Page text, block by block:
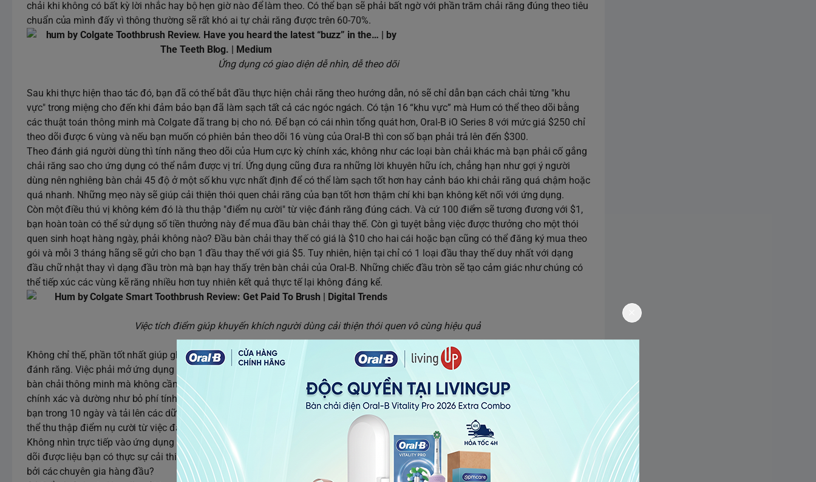
chải khi không có bất kỳ lời nhắc hay bộ hẹn giờ nào để làm theo. Có thể bạn sẽ phải bất ngờ với phần trăm chải răng đúng theo tiêu
chuẩn của mình đấy vì thông thường sẽ rất khó ai tự chải răng được trên 60-70%.
Ứng dụng có giao diện dễ nhìn, dễ theo dõi
Sau khi thực hiện thao tác đó, bạn đã có thể bắt đầu thực hiện chải răng theo hướng dẫn, nó sẽ chỉ dẫn bạn cách chải từng "khu
vực" trong miệng cho đến khi đảm bảo bạn đã làm sạch tất cả các ngóc ngách. Có tận 16 “khu vực” mà Hum có thể theo dõi bằng
các thuật toán thông minh mà Colgate đã trang bị cho nó. Để bạn có cái nhìn tổng quát hơn, Oral-B iO Series 8 với mức giá $250 chỉ
theo dõi được 6 vùng và nếu bạn muốn có phiên bản theo dõi 16 vùng của Oral-B thì con số bạn phải trả lên đến $300.
Theo đánh giá người dùng thì tính năng theo dõi của Hum cực kỳ chính xác, không như các loại bàn chải khác mà bạn phải cố gắng
chải răng sao cho ứng dụng có thể nắm được vị trí. Ứng dụng cũng đưa ra những lời khuyên hữu ích, chẳng hạn như gợi ý người
dùng nên nghiêng bàn chải 45 độ ở một số khu vực nhất định để có thể làm sạch tốt hơn hay cảnh báo khi chải răng quá chậm hoặc
quá nhanh. Những mẹo này sẽ giúp cải thiện thói quen chải răng của bạn tốt hơn thậm chí khi bạn không kết nối với ứng dụng.
Còn một điều thú vị không kém đó là thu thập "điểm nụ cười" từ việc đánh răng đúng cách. Và cứ 100 điểm sẽ tương đương với $1,
bạn hoàn toàn có thể sử dụng số tiền thưởng này để mua đầu bàn chải thay thế. Còn gì tuyệt bằng việc được thưởng cho một thói
quen sinh hoạt hàng ngày, phải không nào? Đầu bàn chải thay thế có giá là $10 cho hai cái hoặc bạn cũng có thể đăng ký mua theo
gói và mỗi 3 tháng hãng sẽ gửi cho bạn 1 đầu thay thế với giá $5. Tuy nhiên, hiện tại chỉ có 1 loại đầu thay thế duy nhất với dạng
đầu chữ nhật thay vì dạng đầu tròn mà bạn hay thấy trên bàn chải của Oral-B. Những chiếc đầu tròn sẽ tạo cảm giác như chúng có
thể tiếp xúc các vùng kẽ răng nhiều hơn tuy nhiên kết quả thực tế lại không đáng kể.
Việc tích điểm giúp khuyến khích người dùng cải thiện thói quen vô cùng hiệu quả
Không chỉ thế, phần tốt nhất giúp ghi điểm trong lòng người dùng của ứng dụng Hum là bạn không cần phải sử dụng nó vào mọi lúc
đánh răng. Việc phải mở ứng dụng mỗi lần đánh răng sẽ khiến bạn nhanh chóng phát ngán với nó, và mặc dù bạn có thể mọi loại
bàn chải thông minh mà không cần ứng dụng, thế nhưng nếu bạn không truy cập vào ứng dụng thì nó không thể theo dõi dữ liệu
chính xác và dường như bỏ phí tính năng mà bạn phải trả một số tiền khá lớn để có được này. Trong khi đó Hum sẽ lưu dữ liệu của
bạn trong 10 ngày và tải lên các dữ liệu, đường chải răng mỗi khi bạn kết nối nó với điện thoại của mình. Không chỉ thế bạn vẫn có
thể thu thập điểm nụ cười từ việc đánh răng ngoại tuyến.
Không nhìn trực tiếp vào ứng dụng bạn sẽ bỏ lỡ mất các mẹo đánh răng được hướng dẫn, thế nhưng còn cách nào tốt hơn để theo
dõi được liệu bạn có thực sự cải thiện được thói quen đánh răng của mình ngoài việc xem chỉ dẫn từ ứng dụng đã được nghiên cứu
bởi các chuyên gia hàng đầu?